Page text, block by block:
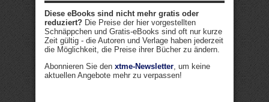
Diese eBooks sind nicht mehr gratis oder
reduziert? Die Preise der hier vorgestellten
Schnäppchen und Gratis-eBooks sind oft nur kurze
Zeit gültig - die Autoren und Verlage haben jederzeit
die Möglichkeit, die Preise ihrer Bücher zu ändern.
Abonnieren Sie den xtme-Newsletter , um keine
aktuellen Angebote mehr zu verpassen!